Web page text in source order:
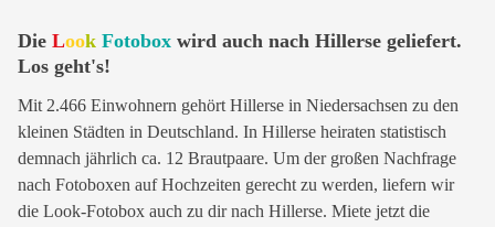
Die Look Fotobox wird auch nach Hillerse geliefert.
Los geht's!
Mit 2.466 Einwohnern gehört Hillerse in Niedersachsen zu den
kleinen Städten in Deutschland. In Hillerse heiraten statistisch
demnach jährlich ca. 12 Brautpaare. Um der großen Nachfrage
nach Fotoboxen auf Hochzeiten gerecht zu werden, liefern wir
die Look-Fotobox auch zu dir nach Hillerse. Miete jetzt die